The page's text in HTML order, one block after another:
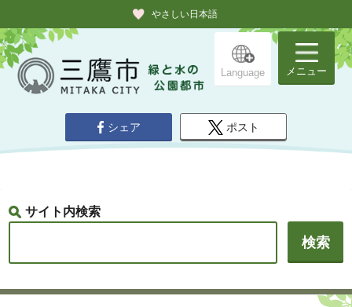
やさしい日本語
Language メニュー
シェア ポスト
サイト内検索